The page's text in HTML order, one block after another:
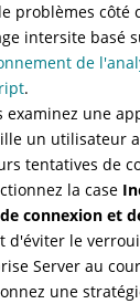
problèmes côté
intersite basé
de
.
examinez une
un utilisateur
tentatives de
la case
connexion et
d'éviter le
Server au
une